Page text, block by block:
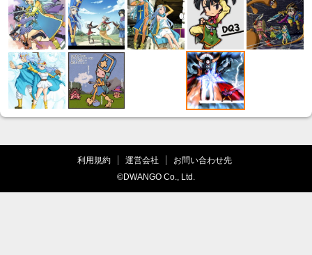
利用規約 運営会社
お問い合わせ先
©DWANGO Co., Ltd.